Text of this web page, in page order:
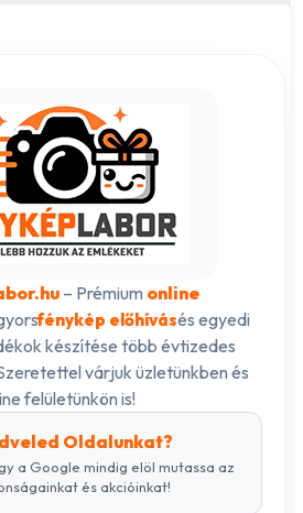
– Prémium online
fénykép előhívásés egyedi
készítése több évtizedes
várjuk üzletünkben és
felületünkön is!
Oldalunkat?
a Google mindig elöl mutassa az
és akcióinkat!